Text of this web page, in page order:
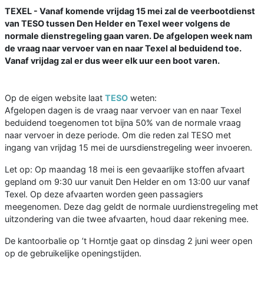
TEXEL - Vanaf komende vrijdag 15 mei zal de veerbootdienst
van TESO tussen Den Helder en Texel weer volgens de
normale dienstregeling gaan varen. De afgelopen week nam
de vraag naar vervoer van en naar Texel al beduidend toe.
Vanaf vrijdag zal er dus weer elk uur een boot varen.
Op de eigen website laat TESO weten:
Afgelopen dagen is de vraag naar vervoer van en naar Texel
beduidend toegenomen tot bijna 50% van de normale vraag
naar vervoer in deze periode. Om die reden zal TESO met
ingang van vrijdag 15 mei de uursdienstregeling weer invoeren.
Let op: Op maandag 18 mei is een gevaarlijke stoffen afvaart
gepland om 9:30 uur vanuit Den Helder en om 13:00 uur vanaf
Texel. Op deze afvaarten worden geen passagiers
meegenomen. Deze dag geldt de normale uurdienstregeling met
uitzondering van die twee afvaarten, houd daar rekening mee.
De kantoorbalie op ’t Horntje gaat op dinsdag 2 juni weer open
op de gebruikelijke openingstijden.